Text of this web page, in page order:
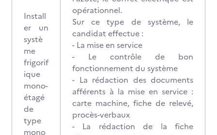
Install
er un
systè
me
frigorif
ique
mono-
étagé
de
type
mono
opérationnel.
Sur ce type de système, le
candidat effectue :
- La mise en service
- Le contrôle de bon
fonctionnement du système
- La rédaction des documents
afférents à la mise en service :
carte machine, fiche de relevé,
procès-verbaux
- La rédaction de la fiche